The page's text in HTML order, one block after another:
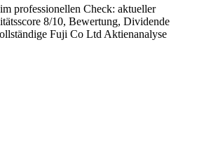
professionellen Check: aktueller
8/10, Bewertung, Dividende
Fuji Co Ltd Aktienanalyse